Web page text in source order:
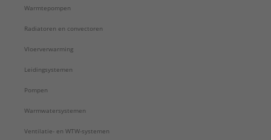
Warmtepompen
Radiatoren en convectoren
Vloerverwarming
Leidingsystemen
Pompen
Warmwatersystemen
Ventilatie- en WTW-systemen